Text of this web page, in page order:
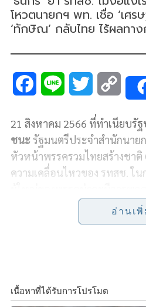
โหวตนายกฯ พท. เชื่อ ‘เศร
‘ทักษิณ’ กลับไทย ไร้ผลทาง
c
e
b
n
e
i
t
t
e
r
p
y
L
i
n
21 สิงหาคม 2566 ที่ทำเนียบรัฐ
ชนะ รัฐมนตรีประจำสำนักนาย
หัวหน้าพรรครวมไทยสร้างชา
ความเคลื่อนไหวของ รทสช. ใน
ไทยจบแล้ว และวันเดียวกัน รท
36 คน รวมถึงกรรมการบริหาร
ช่วงบ่ายวันเดียวกัน รทสช. จะส่
ร่วมรัฐบาลนั้น ตนไม่ทราบ อยู่
อ่านเพิ่